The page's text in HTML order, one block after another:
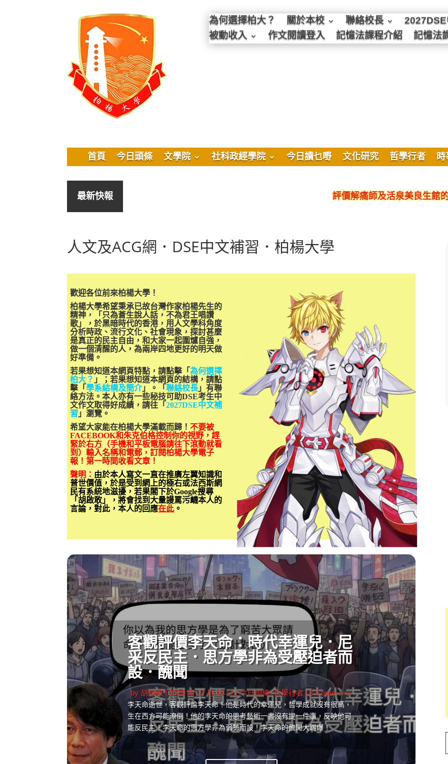
為何選擇柏大？ 關於本校 聯絡校長
被動收入
作文閱讀登入 記憶法課程介紹 記憶法
首頁 今日頭條 文學院 社科政經學院 今日讀乜嘢 文化研究 哲學行者
最新快報 評價解痛師及活泉美良生館的不良銷售
人文及ACG網．DSE中文補習．柏楊大學
歡迎各位前來柏楊大學！
柏楊大學希望秉承已故台灣作家柏楊先生的
精神，「只為蒼生說人話，不為君王唱讚
歌」，於黑暗時代的香港，用人文學科角度
分析時政、流行文化、社會現象，探討甚麼
是真正的民主自由，和大家一起圍爐自強，
做一個清醒的人，為兩岸四地更好的明天做
好準備。
若果想知道本網頁特點，請點擊「為何選擇
柏大？ 」；若果想知道本網頁的結構，請點
擊「學系結構及簡介」。「聯絡校長 」有聯
絡方法。本人亦有一些秘技可助DSE考生中
文作文取得好成績，請往「2027DSE中文補
習 」瀏覽。
希望大家能在柏楊大學滿載而歸！不要被
FACEBOOK和朱克伯格控制你的視野，趕
緊於右方（手機和平板電腦請往下滾動就看
到）輸入名稱和電郵，訂閱柏楊大學電子
報！第一時間收看文章！
聲明： 由於本人寫文一直在推廣左翼知識和
普世價值，於是受到網上的極右或法西斯網
民有系統地滋擾，若果閣下於Google搜尋
「胡啟敢」，將會找到大量謾罵污衊本人的
言論，對此，本人的回應在此。
客觀評價李天命：時代幸運兒．尼
采反民主．思方學非為受壓迫者而
設．醜聞
by胡啟敢|2025 年 12 月 16 日|今日頭條,哲學行者| 0 Comments
李天命逝世，客觀評論李天命！他是時代的幸運兒，哲學成就沒有很高，
生在西方可能潦倒！他的李天命的思考藝術一書沒有提一件事，反映他可
能反民主！李天命的思方學非為弱勢而設！李天命的醜聞大踢爆！